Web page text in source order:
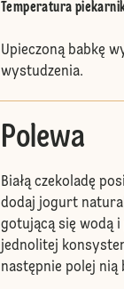
Temperatura
Upieczoną babkę
wystudzenia.
Polewa
Białą czekoladę
dodaj jogurt
gotującą się wodą
jednolitej
następnie polej nią